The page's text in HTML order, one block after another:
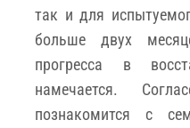
так и для
больше двух
прогресса в
намечается.
познакомится с